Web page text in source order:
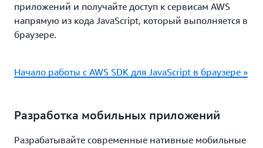
приложений и получайте доступ к сервисам AWS
напрямую из кода JavaScript, который выполняется в
браузере.
Начало работы с AWS SDK для JavaScript в браузере »
Разработка мобильных приложений
Разрабатывайте современные нативные мобильные